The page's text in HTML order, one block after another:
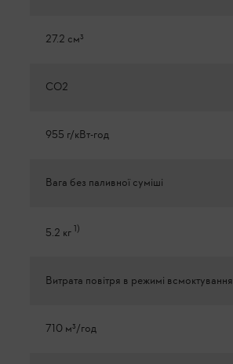
27.2 см³
CO2
955 г/кВт-год
Вага без паливної суміші
5.2 кг1)
Витрата повітря в режимі всмоктування
710 м³/год